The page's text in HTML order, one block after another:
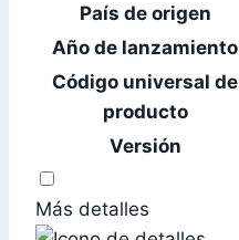
País de origen
Año de lanzamiento
Código universal de
producto
Versión
Más detalles